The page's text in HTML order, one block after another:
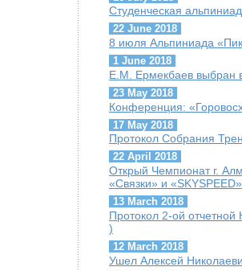
Студенческая
22 June 2018
8 июля Альпиниада
1 June 2018
Е.М. Ермекбаев выбран
23 May 2018
Конференция:
17 May 2018
Протокол Собрания
22 April 2018
Открый Чемпионат г.
«Связки» и «SKYSPEED»
13 March 2018
Протокол 2-ой
)
12 March 2018
Ушел Алексей